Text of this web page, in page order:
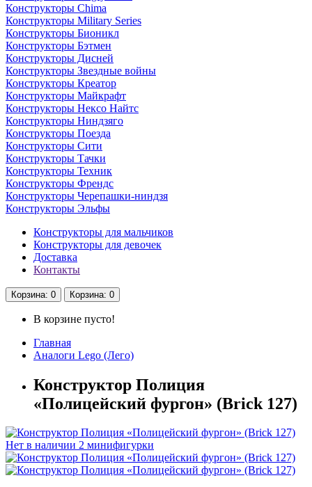
Конструкторы Chima
Конструкторы Military Series
Конструкторы Бионикл
Конструкторы Бэтмен
Конструкторы Дисней
Конструкторы Звездные войны
Конструкторы Креатор
Конструкторы Майкрафт
Конструкторы Нексо Найтс
Конструкторы Ниндзяго
Конструкторы Поезда
Конструкторы Сити
Конструкторы Тачки
Конструкторы Техник
Конструкторы Френдс
Конструкторы Черепашки-ниндзя
Конструкторы Эльфы
Конструкторы для мальчиков
Конструкторы для девочек
Доставка
Контакты
Корзина: 0 Корзина: 0
В корзине пусто!
Главная
Аналоги Lego (Лего)
Конструктор Полиция
«Полицейский фургон» (Brick 127)
Нет в наличии 2 минифигурки